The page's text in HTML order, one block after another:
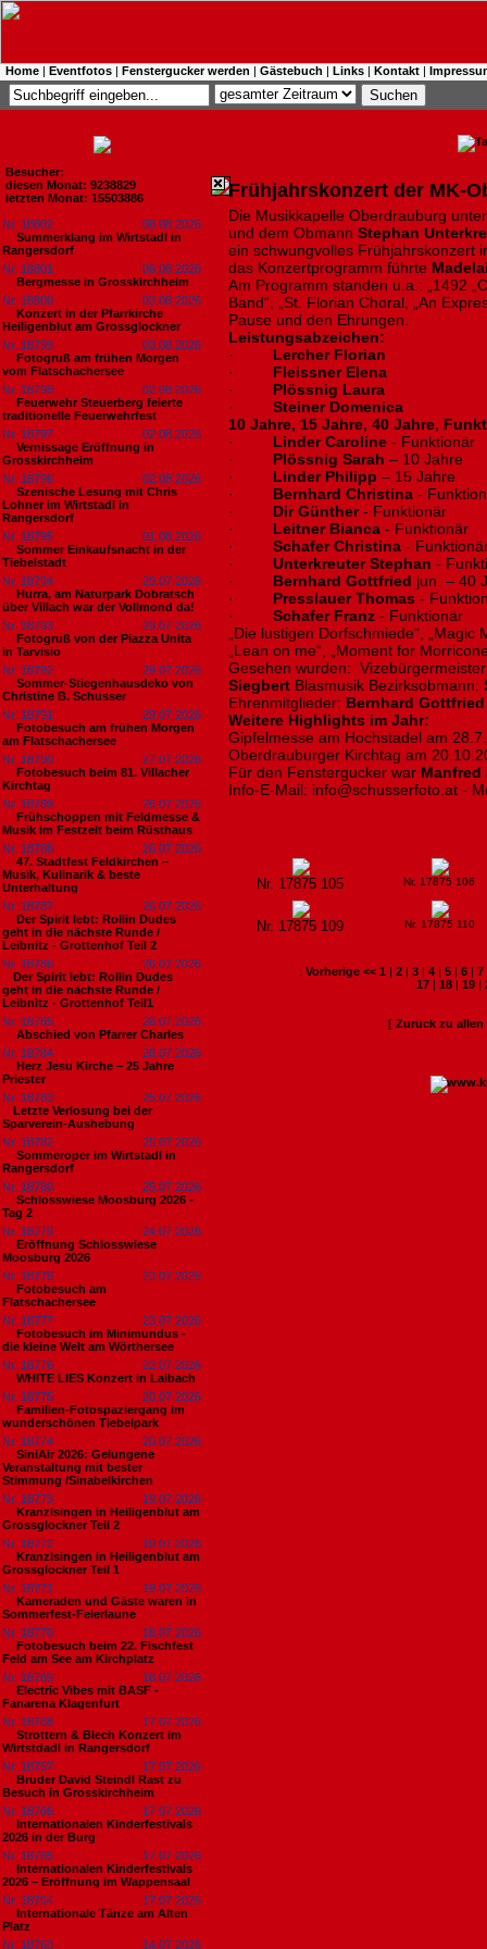
Home | Eventfotos | Fenstergucker werden | Gästebuch | Links | Kontakt |
Besucher:
diesen Monat: 9238829
letzten Monat: 15503886
Nr. 18802
08.08.2026
Summerklang im Wirtstadl in
Rangersdorf
Nr. 18801
06.08.2026
Bergmesse in Grosskirchheim
Nr. 18800
03.08.2026
Konzert in der Pfarrkirche
Heiligenblut am Grossglockner
Nr. 18799
03.08.2026
Fotogruß am frühen Morgen
vom Flatschachersee
Nr. 18798
02.08.2026
Feuerwehr Steuerberg feierte
traditionelle Feuerwehrfest
Nr. 18797
02.08.2026
Vernissage Eröffnung in
Grosskirchheim
Nr. 18796
02.08.2026
Szenische Lesung mit Chris
Lohner im Wirtstadl in
Rangersdorf
Nr. 18795
01.08.2026
Sommer Einkaufsnacht in der
Tiebelstadt
Nr. 18794
29.07.2026
Hurra, am Naturpark Dobratsch
über Villach war der Vollmond da!
Nr. 18793
29.07.2026
Fotogruß von der Piazza Unita
in Tarvisio
Nr. 18792
29.07.2026
Sommer-Stiegenhausdeko von
Christine B. Schusser
Nr. 18791
29.07.2026
Fotobesuch am frühen Morgen
am Flatschachersee
Nr. 18790
27.07.2026
Fotobesuch beim 81. Villacher
Kirchtag
Nr. 18789
26.07.2026
Frühschoppen mit Feldmesse &
Musik im Festzelt beim Rüsthaus
Nr. 18788
26.07.2026
47. Stadtfest Feldkirchen –
Musik, Kulinarik & beste
Unterhaltung
Nr. 18787
26.07.2026
Der Spirit lebt: Rollin Dudes
geht in die nächste Runde /
Leibnitz - Grottenhof Teil 2
Nr. 18786
26.07.2026
​Der Spirit lebt: Rollin Dudes
geht in die nächste Runde /
Leibnitz - Grottenhof Teil1
Nr. 18785
26.07.2026
Abschied von Pfarrer Charles
Nr. 18784
26.07.2026
Herz Jesu Kirche – 25 Jahre
Priester
Nr. 18783
25.07.2026
​Letzte Verlosung bei der
Sparverein-Aushebung
Nr. 18782
25.07.2026
Sommeroper im Wirtstadl in
Rangersdorf
Nr. 18780
25.07.2026
Schlosswiese Moosburg 2026 -
Tag 2
Nr. 18779
24.07.2026
Eröffnung Schlosswiese
Moosburg 2026
Nr. 18778
23.07.2026
Fotobesuch am
Flatschachersee
Nr. 18777
23.07.2026
Fotobesuch im Minimundus -
die kleine Welt am Wörthersee
Nr. 18776
22.07.2026
WHITE LIES Konzert in Laibach
Nr. 18775
20.07.2026
Familien-Fotospaziergang im
wunderschönen Tiebelpark
Nr. 18774
20.07.2026
SiniAir 2026: Gelungene
Veranstaltung mit bester
Stimmung /Sinabelkirchen
Nr. 18773
19.07.2026
Kranzlsingen in Heiligenblut am
Grossglockner Teil 2
Nr. 18772
19.07.2026
Kranzlsingen in Heiligenblut am
Grossglockner Teil 1
Nr. 18771
19.07.2026
Kameraden und Gäste waren in
Sommerfest-Feierlaune
Nr. 18770
18.07.2026
Fotobesuch beim 22. Fischfest
Feld am See am Kirchplatz
Nr. 18769
18.07.2026
Electric Vibes mit BASF -
Fanarena Klagenfurt
Nr. 18768
17.07.2026
Strottern & Blech Konzert im
Wirtstdadl in Rangersdorf
Nr. 18767
17.07.2026
Bruder David Steindl Rast zu
Besuch in Grosskirchheim
Nr. 18766
17.07.2026
Internationalen Kinderfestivals
2026 in der Burg
Nr. 18765
17.07.2026
Internationalen Kinderfestivals
2026 – Eröffnung im Wappensaal
Nr. 18764
17.07.2026
Internationale Tänze am Alten
Platz
Nr. 18763
14.07.2026
Frühjahrskonzert der MK-
Die Musikkapelle Oberdrauburg
und dem Obmann Stephan
ein schwungvolles Frühjahrskonzert
das Konzertprogramm führte
Am Programm standen u.a.: „1492
Band“, „St. Florian Choral, „An
Pause und den Ehrungen.
Leistungsabzeichen:
· Lercher Florian
· Fleissner Elena
· Plössnig Laura
· Steiner Domenica
10 Jahre, 15 Jahre, 40 Jahre,
· Linder Caroline - Funktionär
· Plössnig Sarah – 10 Jahre
· Linder Philipp – 15 Jahre
· Bernhard Christina -
· Dir Günther- Funktionär
· Leitner Bianca - Funktionär
· Schafer Christina -
· Unterkreuter Stephan -
· Bernhard Gottfried jun. – 40
· Presslauer Thomas -
· Schafer Franz - Funktionär
„Die lustigen Dorfschmiede“,
„Lean on me“, „Moment for
Gesehen wurden:
Siegbert Blasmusik Bezirksobmann:
Ehrenmitglieder: Bernhard
Weitere Highlights im Jahr:
Gipfelmesse am Hochstadel am
Oberdrauburger Kirchtag am
Für den Fenstergucker war
Info-E-Mail: info@schusserfoto.at -
Nr. 17875 105 Nr. 17875 106
Nr. 17875 109 Nr. 17875 110
: Vorherige << 1 | 2 | 3 | 4 | 5 | 6 | 7
17 | 18 | 19 |
[ Zurück zu